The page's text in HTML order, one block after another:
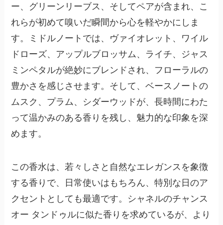
ー、グリーンリーブス、そしてペアが含まれ、こ
れらが初めて嗅いだ瞬間から心を軽やかにしま
す。ミドルノートでは、 ヴァイオレット、ワイル
ドローズ、アップルブロッサム、ライチ、ジャス
ミンペタルが絶妙にブレンドされ、フローラルの
豊かさを感じさせます。そして、ベースノートの
ムスク、プラム、シダーウッドが、長時間にわた
って温かみのある香りを残し、魅力的な印象を深
めます。
この香水は、若々しさと自然なエレガンスを象徴
する香りで、日常使いはもちろん、特別な日のア
クセントとしても最適です。シャネルのチャンス
オー タンドゥルに似た香りを求めているが、より